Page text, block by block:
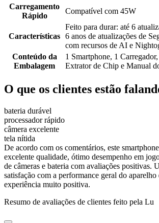
Carregamento
Rápido
Compatível com 45W
Características
Feito para durar: até 6
6 anos de atualizações de
com recursos de AI e
Conteúdo da
Embalagem
1 Smartphone, 1
Extrator de Chip e Manual
O que os clientes estão
bateria durável
processador rápido
câmera excelente
tela nítida
De acordo com os comentários, este
excelente qualidade, ótimo desempenho em
de câmeras e bateria com avaliações positivas.
satisfação com a performance geral do aparelho
experiência muito positiva.
Resumo de avaliações de clientes feito pela Lu